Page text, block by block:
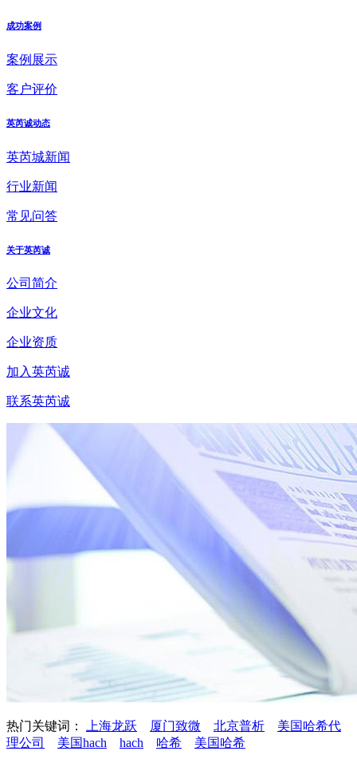
成功案例
案例展示
客户评价
英芮诚动态
英芮城新闻
行业新闻
常见问答
关于英芮诚
公司简介
企业文化
企业资质
加入英芮诚
联系英芮诚
热门关键词： 上海龙跃 厦门致微 北京普析
美国哈希代
理公司
美国hach hach 哈希 美国哈希